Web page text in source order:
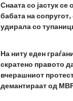
Снаата со јастук
бабата на
удирала со
На ниту еден
скратено правото
вчерашниот
демантираат од